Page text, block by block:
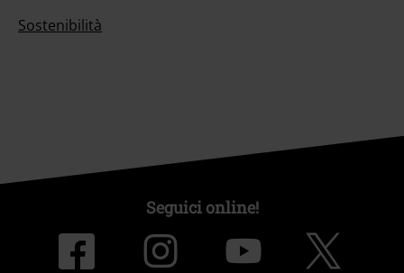
Sostenibilità
Seguici online!